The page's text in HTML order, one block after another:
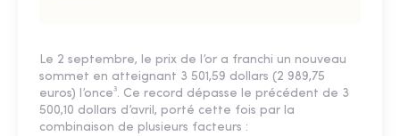
Le 2 septembre, le prix de l’or a franchi un nouveau
sommet en atteignant 3 501,59 dollars (2 989,75
euros) l’once³. Ce record dépasse le précédent de 3
500,10 dollars d’avril, porté cette fois par la
combinaison de plusieurs facteurs :